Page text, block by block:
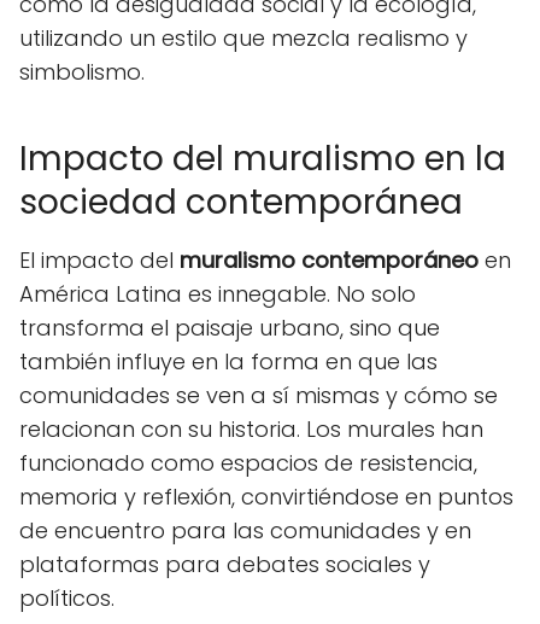
utilizando un estilo que mezcla realismo y
simbolismo.
Impacto del muralismo en la
sociedad contemporánea
El impacto del muralismo contemporáneo en
América Latina es innegable. No solo
transforma el paisaje urbano, sino que
también influye en la forma en que las
comunidades se ven a sí mismas y cómo se
relacionan con su historia. Los murales han
funcionado como espacios de resistencia,
memoria y reflexión, convirtiéndose en puntos
de encuentro para las comunidades y en
plataformas para debates sociales y
políticos.